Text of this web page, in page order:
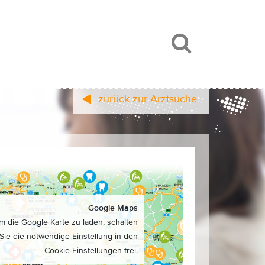
zurück zur Arztsuche
Google Maps
die Google Karte zu laden, schalten
Sie die notwendige Einstellung in den
Cookie-Einstellungen frei.